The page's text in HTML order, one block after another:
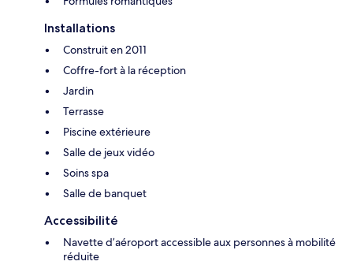
Installations
Construit en 2011
Coffre-fort à la réception
Jardin
Terrasse
Piscine extérieure
Salle de jeux vidéo
Soins spa
Salle de banquet
Accessibilité
Navette d’aéroport accessible aux personnes à mobilité
réduite